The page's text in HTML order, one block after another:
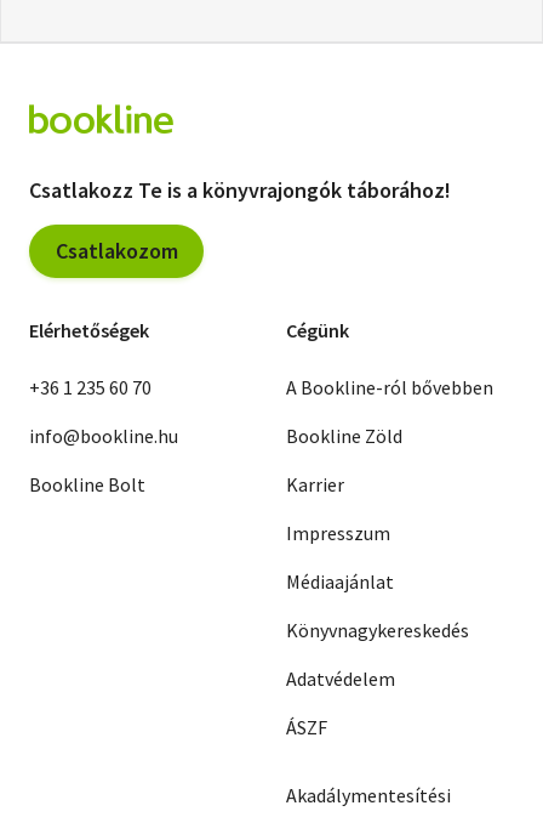
Csatlakozz Te is a könyvrajongók táborához!
Csatlakozom
Elérhetőségek
+36 1 235 60 70
info@bookline.hu
Bookline Bolt
Cégünk
A Bookline-ról bővebben
Bookline Zöld
Karrier
Impresszum
Médiaajánlat
Könyvnagykereskedés
Adatvédelem
ÁSZF
Akadálymentesítési